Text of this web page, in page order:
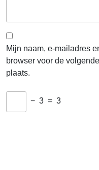
Mijn naam, e-mailadres
browser voor de
plaats.
− 3 = 3